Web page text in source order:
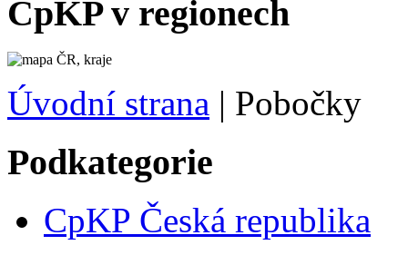
CpKP v regionech
Úvodní strana | Pobočky
Podkategorie
CpKP Česká republika